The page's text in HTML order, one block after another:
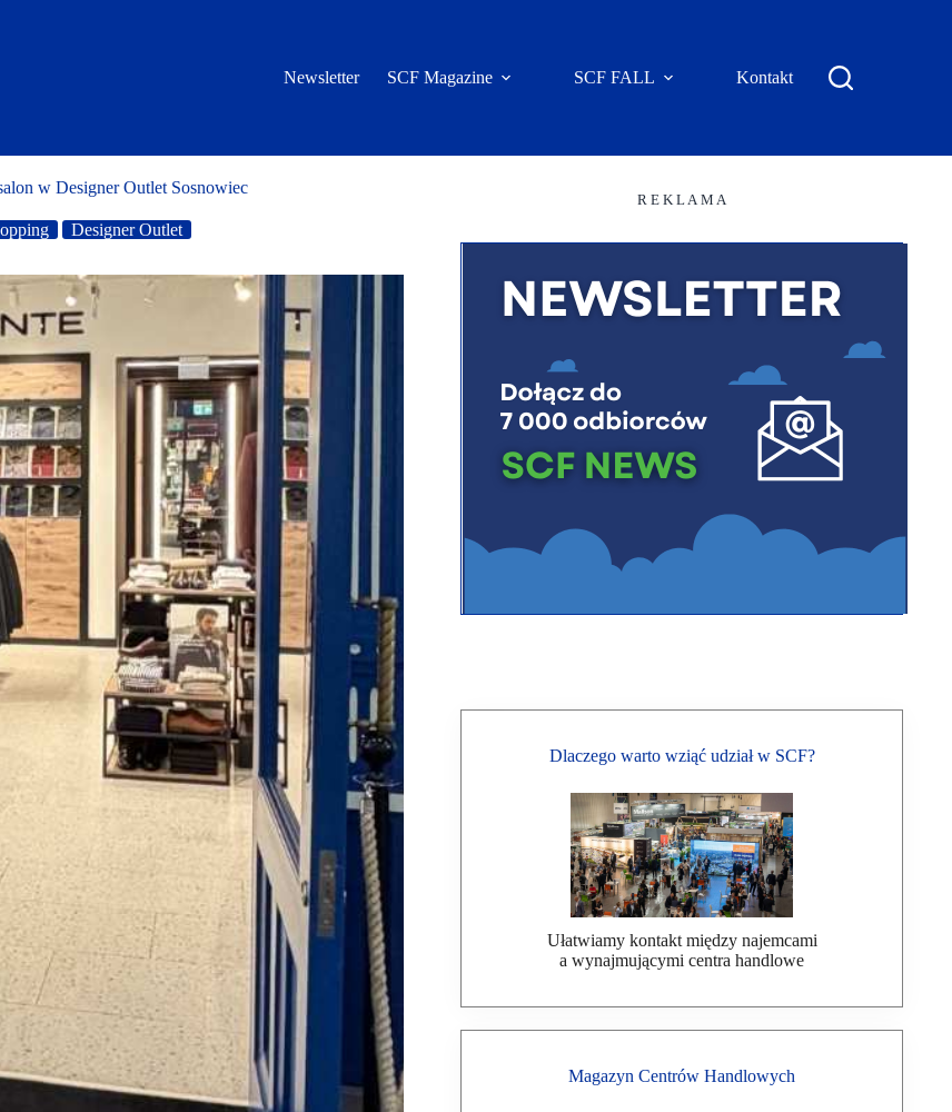
Newsletter SCF Magazine SCF FALL Kontakt
w Designer Outlet Sosnowiec
Designer Outlet
R E K L A M A
Dlaczego warto wziąć udział w SCF?
Ułatwiamy kontakt między najemcami
a wynajmującymi centra handlowe
Magazyn Centrów Handlowych